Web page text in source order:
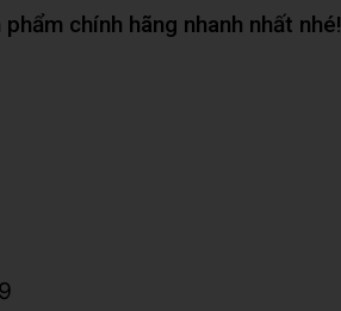
chính hãng nhanh nhất nhé!